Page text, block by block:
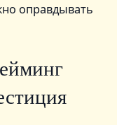
оправдывать